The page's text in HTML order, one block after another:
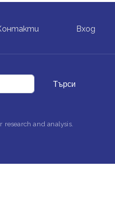
USER
Вход
and analysis.